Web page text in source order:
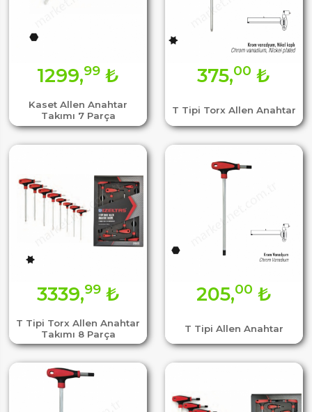
Kaset Allen Anahtar
Takımı 7 Parça
1299,99 ₺
T Tipi Torx Allen Anahtar
375,00 ₺
T Tipi Torx Allen Anahtar
Takımı 8 Parça
3339,99₺
T Tipi Allen Anahtar
205,00 ₺